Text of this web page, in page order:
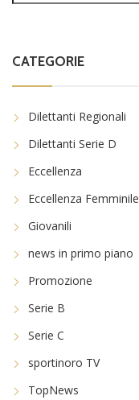
CATEGORIE
Dilettanti Regionali
Dilettanti Serie D
Eccellenza
Eccellenza Femminile
Giovanili
news in primo piano
Promozione
Serie B
Serie C
sportinoro TV
TopNews